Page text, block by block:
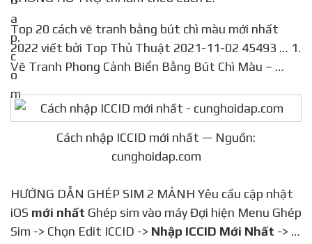
Top 20 cách vẽ tranh bằng bút chì màu mới nhất
2022 viết bởi Top Thủ Thuật 2021-11-02 45493 … 1.
Vẽ Tranh Phong Cảnh Biển Bằng Bút Chì Màu – …
Cách nhập ICCID mới nhất — Nguồn:
cunghoidap.com
HƯỚNG DẪN GHÉP SIM 2 MẢNH Yêu cầu cập nhật
iOS mới nhất Ghép sim vào máy Đợi hiện Menu Ghép
Sim -> Chọn Edit ICCID -> Nhập ICCID Mới Nhất -> …